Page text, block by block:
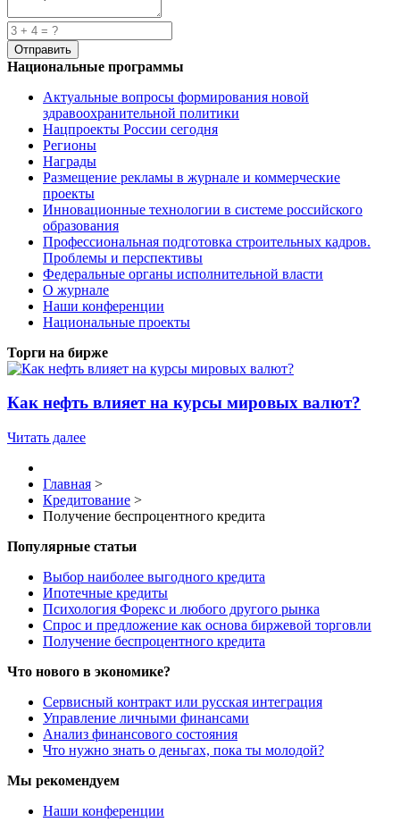
Национальные программы
Актуальные вопросы формирования новой
здравоохранительной политики
Нацпроекты России сегодня
Регионы
Награды
Размещение рекламы в журнале и коммерческие
проекты
Инновационные технологии в системе российского
образования
Профессиональная подготовка строительных кадров.
Проблемы и перспективы
Федеральные органы исполнительной власти
О журнале
Наши конференции
Национальные проекты
Торги на бирже
Как нефть влияет на курсы мировых валют?
Читать далее
Главная >
Кредитование >
Получение беспроцентного кредита
Популярные статьи
Выбор наиболее выгодного кредита
Ипотечные кредиты
Психология Форекс и любого другого рынка
Спрос и предложение как основа биржевой торговли
Получение беспроцентного кредита
Что нового в экономике?
Сервисный контракт или русская интеграция
Управление личными финансами
Анализ финансового состояния
Что нужно знать о деньгах, пока ты молодой?
Мы рекомендуем
Наши конференции